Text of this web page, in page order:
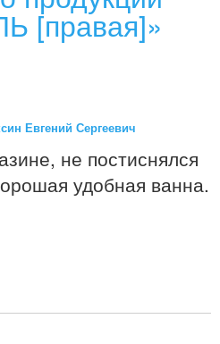
[правая]»
Евгений Сергеевич
не постиснялся
удобная ванна.